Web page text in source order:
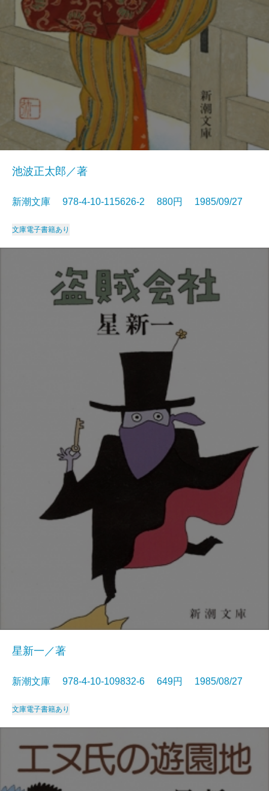
池波正太郎／著
新潮文庫 978-4-10-115626-2 880円 1985/09/27
文庫電子書籍あり
星新一／著
新潮文庫 978-4-10-109832-6 649円 1985/08/27
文庫電子書籍あり